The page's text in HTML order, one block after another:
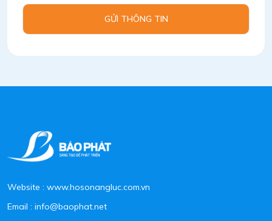
GỬI THÔNG TIN
Website : www.hosonangluc.com.vn
Email : info@baophat.net